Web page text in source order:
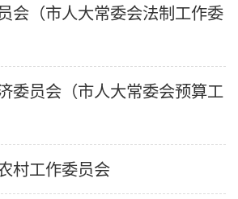
会（市人大常委会法制工作委
委员会（市人大常委会预算工
村工作委员会